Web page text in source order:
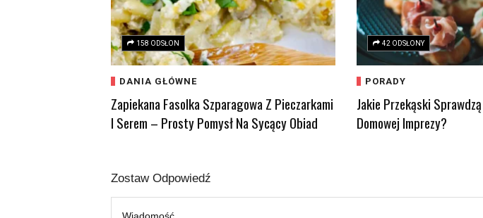
158 ODSŁON
DANIA GŁÓWNE
Zapiekana Fasolka Szparagowa Z Pieczarkami
I Serem – Prosty Pomysł Na Sycący Obiad
42 ODSŁONY
PORADY
Jakie Przekąski
Domowej Imprezy?
Zostaw Odpowiedź